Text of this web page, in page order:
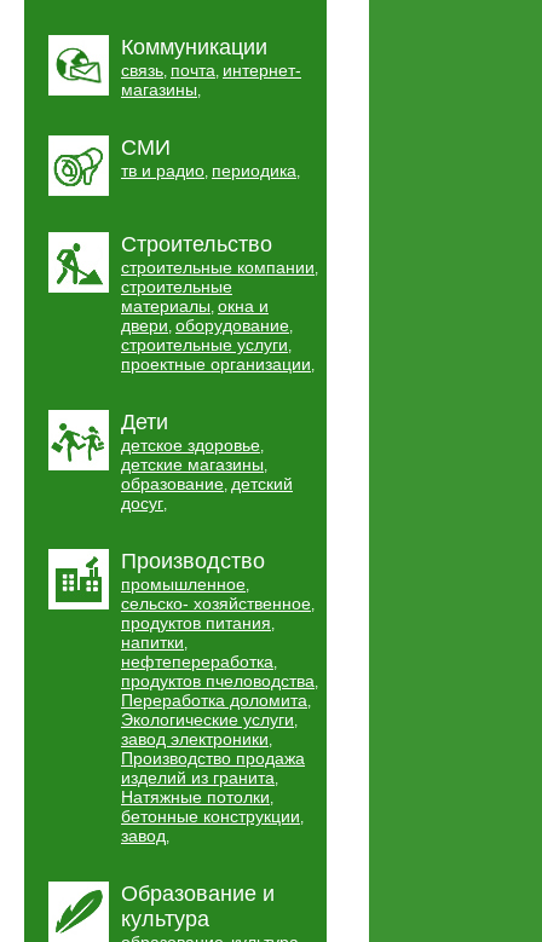
Коммуникации
связь, почта, интернет-
магазины,
СМИ
тв и радио, периодика,
Строительство
строительные компании,
строительные
материалы, окна и
двери, оборудование,
строительные услуги,
проектные организации,
Дети
детское здоровье,
детские магазины,
образование, детский
досуг,
Производство
промышленное,
сельско- хозяйственное,
продуктов питания,
напитки,
нефтепереработка,
продуктов пчеловодства,
Переработка доломита,
Экологические услуги,
завод электроники,
Производство продажа
изделий из гранита,
Натяжные потолки,
бетонные конструкции,
завод,
Образование и
культура